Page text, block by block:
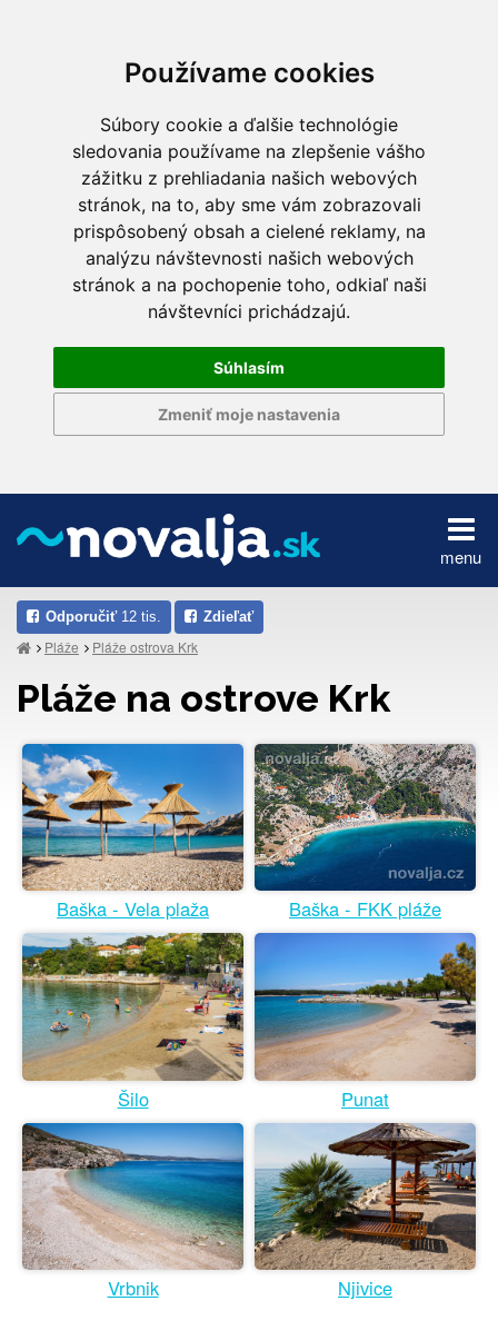
Používame cookies
Súbory cookie a ďalšie technológie
sledovania používame na zlepšenie vášho
zážitku z prehliadania našich webových
stránok, na to, aby sme vám zobrazovali
prispôsobený obsah a cielené reklamy, na
analýzu návštevnosti našich webových
stránok a na pochopenie toho, odkiaľ naši
návštevníci prichádzajú.
Súhlasím
Zmeniť moje nastavenia
menu
Odporučiť12 tis. Zdieľať
Pláže Pláže ostrova Krk
Pláže na ostrove Krk
Baška - Vela plaža Baška - FKK pláže
Šilo Punat
Vrbnik Njivice